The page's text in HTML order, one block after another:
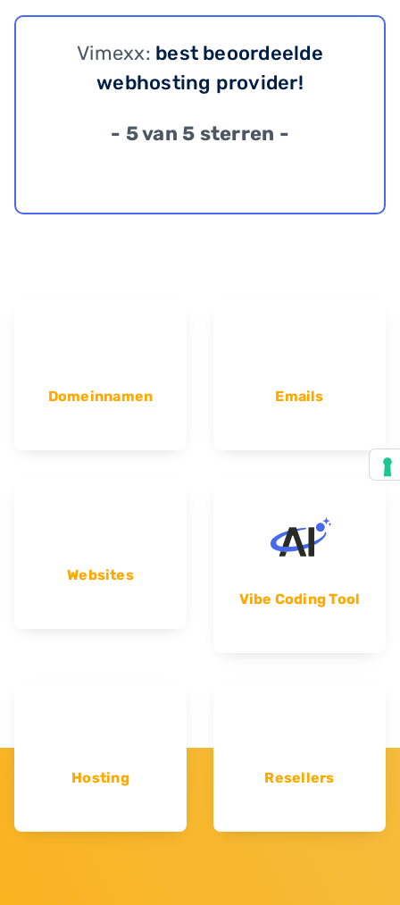
Vimexx: best beoordeelde
webhosting provider!
- 5 van 5 sterren -
Domeinnamen Emails
Websites
Vibe Coding Tool
Hosting Resellers